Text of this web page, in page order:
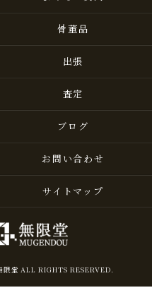
骨董品
出張
査定
ブログ
お問い合わせ
サイトマップ
堂 ALL RIGHTS RESERVED.